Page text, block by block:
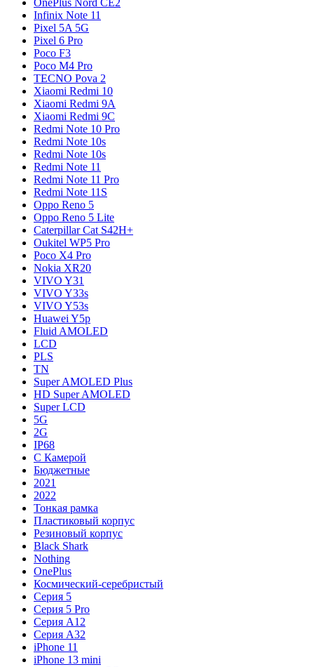
Infinix Note 11
Pixel 5A 5G
Pixel 6 Pro
Poco F3
Poco M4 Pro
TECNO Pova 2
Xiaomi Redmi 10
Xiaomi Redmi 9A
Xiaomi Redmi 9C
Redmi Note 10 Pro
Redmi Note 10s
Redmi Note 10s
Redmi Note 11
Redmi Note 11 Pro
Redmi Note 11S
Oppo Reno 5
Oppo Reno 5 Lite
Caterpillar Cat S42H+
Oukitel WP5 Pro
Poco X4 Pro
Nokia XR20
VIVO Y31
VIVO Y33s
VIVO Y53s
Huawei Y5p
Fluid AMOLED
LCD
PLS
TN
Super AMOLED Plus
HD Super AMOLED
Super LCD
5G
2G
IP68
С Камерой
Бюджетные
2021
2022
Тонкая рамка
Пластиковый корпус
Резиновый корпус
Black Shark
Nothing
OnePlus
Космический-серебристый
Серия 5
Серия 5 Pro
Серия A12
Серия A32
iPhone 11
iPhone 13 mini